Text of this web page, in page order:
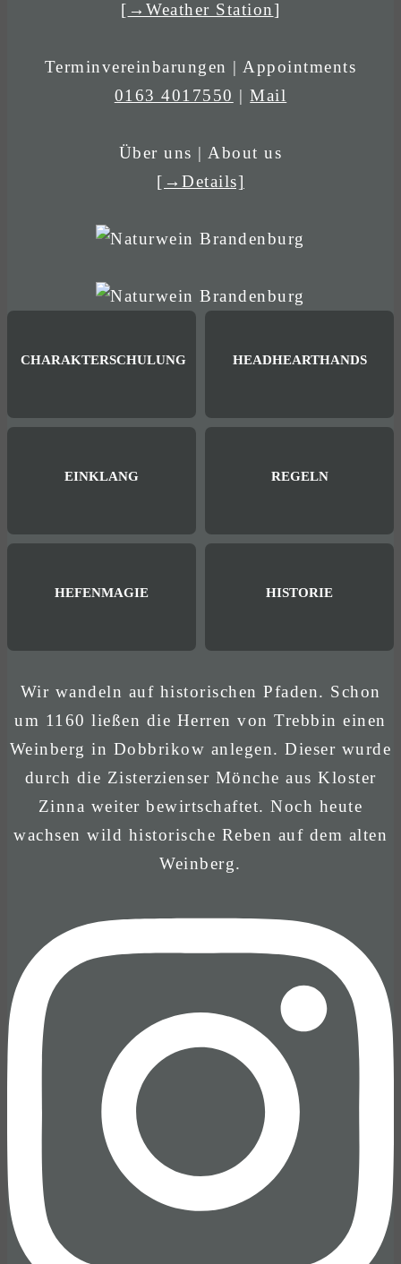
[ →Weather Station]
Terminvereinbarungen | Appointments
0163 4017550 |Mail
Über uns | About us
[→Details]
CHARAKTERSCHULUNG HEADHEARTHANDS
EINKLANG REGELN
HEFENMAGIE HISTORIE
Wir wandeln auf historischen Pfaden. Schon
um 1160 ließen die Herren von Trebbin einen
Weinberg in Dobbrikow anlegen. Dieser wurde
durch die Zisterzienser Mönche aus Kloster
Zinna weiter bewirtschaftet. Noch heute
wachsen wild historische Reben auf dem alten
Weinberg.